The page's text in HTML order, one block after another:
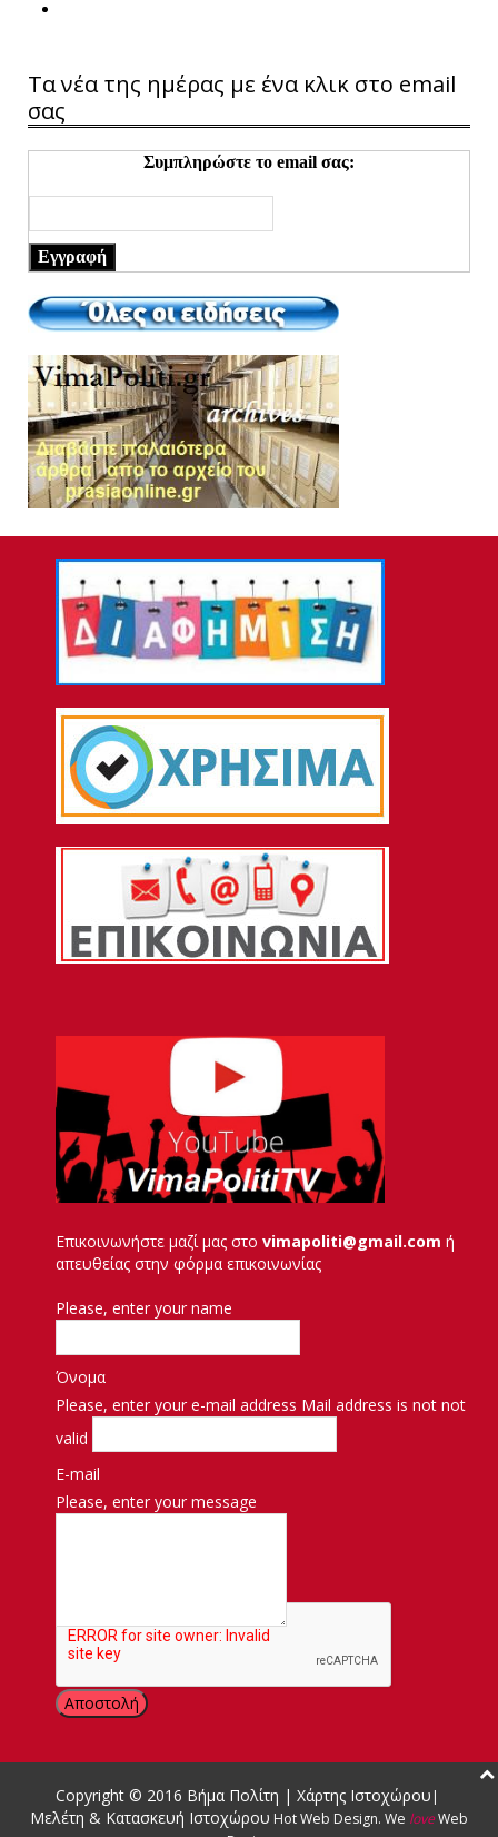
Τα νέα της ημέρας με ένα κλικ στο email
σας
Συμπληρώστε το email σας:
Εγγραφή
Επικοινωνήστε μαζί μας στο vimapoliti@gmail.com ή
απευθείας στην φόρμα επικοινωνίας
Please, enter your name
Όνομα
Please, enter your e-mail address Mail address is not not
valid
E-mail
Please, enter your message
Μήνυμα
Copyright © 2016 Βήμα Πολίτη | Χάρτης Ιστοχώρου |
Μελέτη & Κατασκευή Ιστοχώρου Hot Web Design. We loveWeb